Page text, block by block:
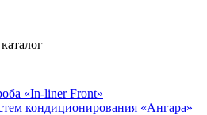
«In-liner Front»
кондиционирования «Ангара»